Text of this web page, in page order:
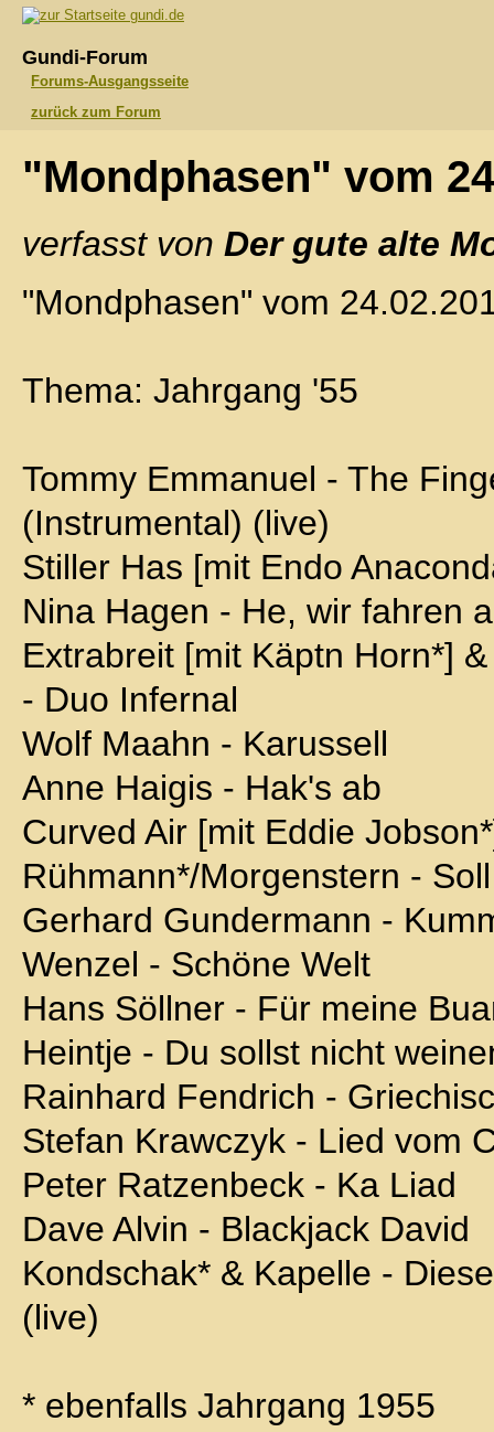
gundi.de
Gundi-Forum
Forums-Ausgangsseite
zurück zum Forum
"Mondphasen" vom
verfasst von Der gute alte
"Mondphasen" vom
Thema: Jahrgang '55
Tommy Emmanuel - The
(Instrumental) (live)
Stiller Has [mit Endo
Nina Hagen - He, wir fahren
Extrabreit [mit Käptn Horn*]
- Duo Infernal
Wolf Maahn - Karussell
Anne Haigis - Hak's ab
Curved Air [mit Eddie
Rühmann*/Morgenstern -
Gerhard Gundermann -
Wenzel - Schöne Welt
Hans Söllner - Für meine
Heintje - Du sollst nicht
Rainhard Fendrich -
Stefan Krawczyk - Lied vom
Peter Ratzenbeck - Ka Liad
Dave Alvin - Blackjack David
Kondschak* & Kapelle -
(live)
* ebenfalls Jahrgang 1955